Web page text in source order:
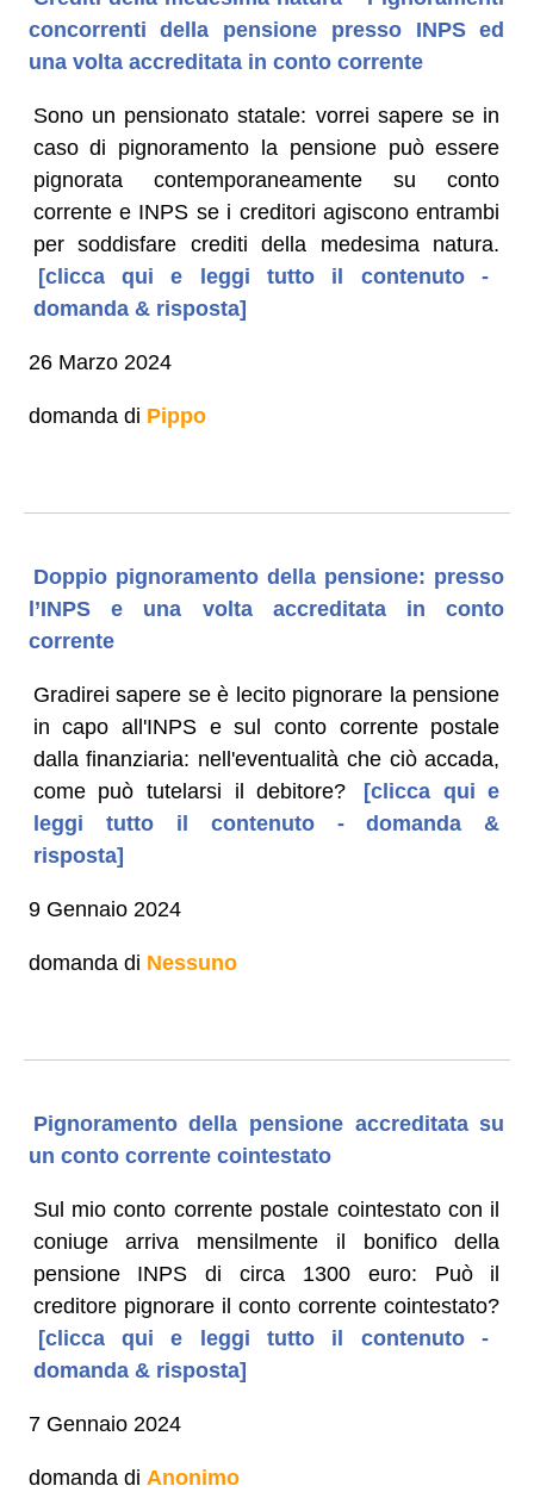
concorrenti della pensione presso INPS ed
una volta accreditata in conto corrente
Sono un pensionato statale: vorrei sapere se in
caso di pignoramento la pensione può essere
pignorata contemporaneamente su conto
corrente e INPS se i creditori agiscono entrambi
per soddisfare crediti della medesima natura.
[clicca qui e leggi tutto il contenuto -
domanda & risposta]
26 Marzo 2024
domanda di Pippo
Doppio pignoramento della pensione: presso
l’INPS e una volta accreditata in conto
corrente
Gradirei sapere se è lecito pignorare la pensione
in capo all'INPS e sul conto corrente postale
dalla finanziaria: nell'eventualità che ciò accada,
come può tutelarsi il debitore?
[clicca qui e
leggi tutto il contenuto - domanda &
risposta]
9 Gennaio 2024
domanda di Nessuno
Pignoramento della pensione accreditata su
un conto corrente cointestato
Sul mio conto corrente postale cointestato con il
coniuge arriva mensilmente il bonifico della
pensione INPS di circa 1300 euro: Può il
creditore pignorare il conto corrente cointestato?
[clicca qui e leggi tutto il contenuto -
domanda & risposta]
7 Gennaio 2024
domanda di Anonimo